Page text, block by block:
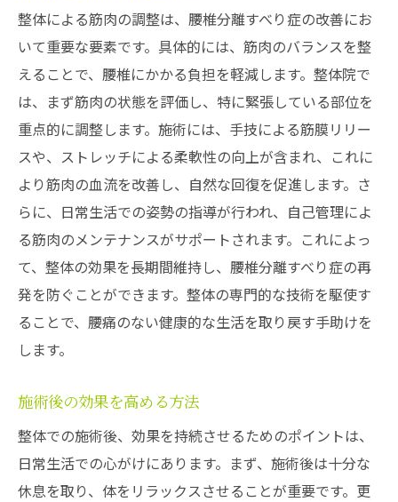
整体による筋肉の調整は、腰椎分離すべり症の改善にお
いて重要な要素です。具体的には、筋肉のバランスを整
えることで、腰椎にかかる負担を軽減します。整体院で
は、まず筋肉の状態を評価し、特に緊張している部位を
重点的に調整します。施術には、手技による筋膜リリー
スや、ストレッチによる柔軟性の向上が含まれ、これに
より筋肉の血流を改善し、自然な回復を促進します。さ
らに、日常生活での姿勢の指導が行われ、自己管理によ
る筋肉のメンテナンスがサポートされます。これによっ
て、整体の効果を長期間維持し、腰椎分離すべり症の再
発を防ぐことができます。整体の専門的な技術を駆使す
ることで、腰痛のない健康的な生活を取り戻す手助けを
します。
施術後の効果を高める方法
整体での施術後、効果を持続させるためのポイントは、
日常生活での心がけにあります。まず、施術後は十分な
休息を取り、体をリラックスさせることが重要です。更